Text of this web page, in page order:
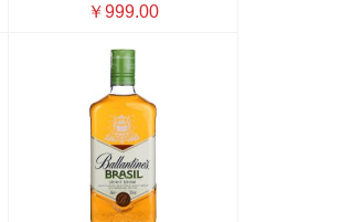
￥999.00